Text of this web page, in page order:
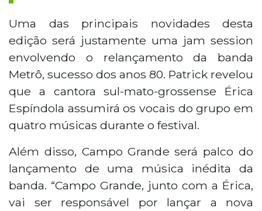
Uma das principais novidades desta
edição será justamente uma jam session
envolvendo o relançamento da banda
Metrô, sucesso dos anos 80. Patrick revelou
que a cantora sul-mato-grossense Érica
Espíndola assumirá os vocais do grupo em
quatro músicas durante o festival.
Além disso, Campo Grande será palco do
lançamento de uma música inédita da
banda. “Campo Grande, junto com a Érica,
vai ser responsável por lançar a nova